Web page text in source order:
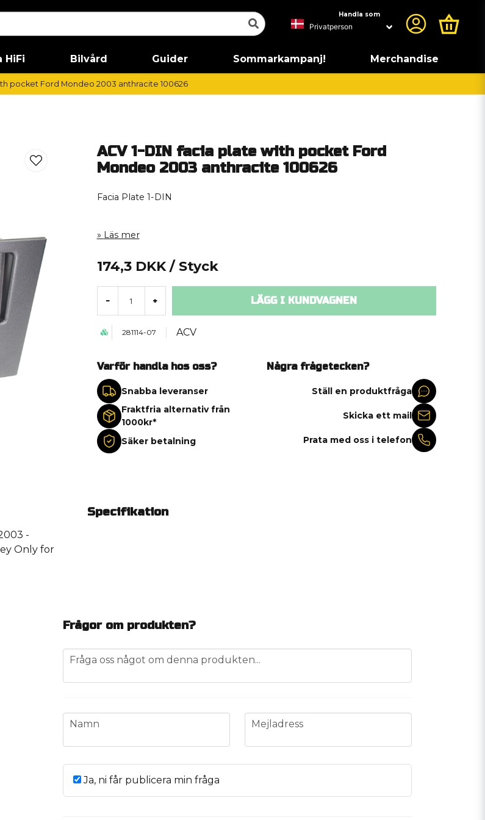
Handla som
HiFi Bilvård Guider Sommarkampanj! Merchandise
pocket Ford Mondeo 2003 anthracite 100626
ACV 1-DIN facia plate with pocket Ford
Mondeo 2003 anthracite 100626
Facia Plate 1-DIN
Läs mer
174,3 DKK / Styck
- + LÄGG I KUNDVAGNEN
281114-07 ACV
Varför handla hos oss?
Snabba leveranser
Fraktfria alternativ från
1000kr*
Säker betalning
Några frågetecken?
Ställ en produktfråga
Skicka ett mail
Prata med oss i telefon
-
Only for
Specifikation
Frågor om produkten?
question
Fråga oss något om denna produkten...
name
Namn email
Mejladress
Ja, ni får publicera min fråga